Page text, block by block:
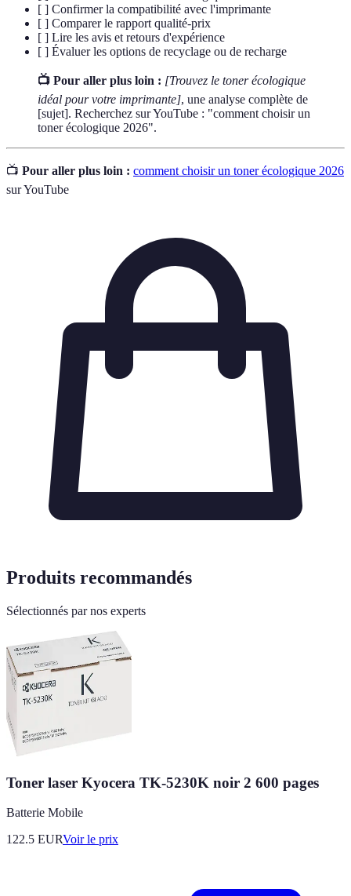
[ ] Confirmer la compatibilité avec l'imprimante
[ ] Comparer le rapport qualité-prix
[ ] Lire les avis et retours d'expérience
[ ] Évaluer les options de recyclage ou de recharge
📺 Pour aller plus loin : [Trouvez le toner écologique
idéal pour votre imprimante], une analyse complète de
[sujet]. Recherchez sur YouTube : "comment choisir un
toner écologique 2026".
📺 Pour aller plus loin : comment choisir un toner écologique 2026
sur YouTube
Produits recommandés
Sélectionnés par nos experts
Toner laser Kyocera TK-5230K noir 2 600 pages
Batterie Mobile
122.5 EURVoir le prix